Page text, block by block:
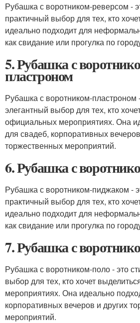
Рубашка с воротником-реверсом -
практичный выбор для тех, кто
идеально подходит для
как свидание или прогулка по
5. Рубашка с
пластроном
Рубашка с воротником-пластроном
элегантный выбор для тех, кто
официальных мероприятиях. Она
для свадеб, корпоративных
торжественных мероприятий.
6. Рубашка с
Рубашка с воротником-пиджаком -
практичный выбор для тех, кто
идеально подходит для
как свидание или прогулка по
7. Рубашка с
Рубашка с воротником-поло - это
выбор для тех, кто хочет
мероприятиях. Она идеально
корпоративных вечеров и других
мероприятий.